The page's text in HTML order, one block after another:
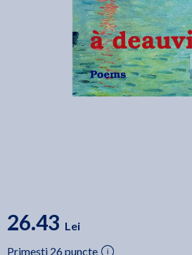
26.43 Lei
Primești 26 puncte